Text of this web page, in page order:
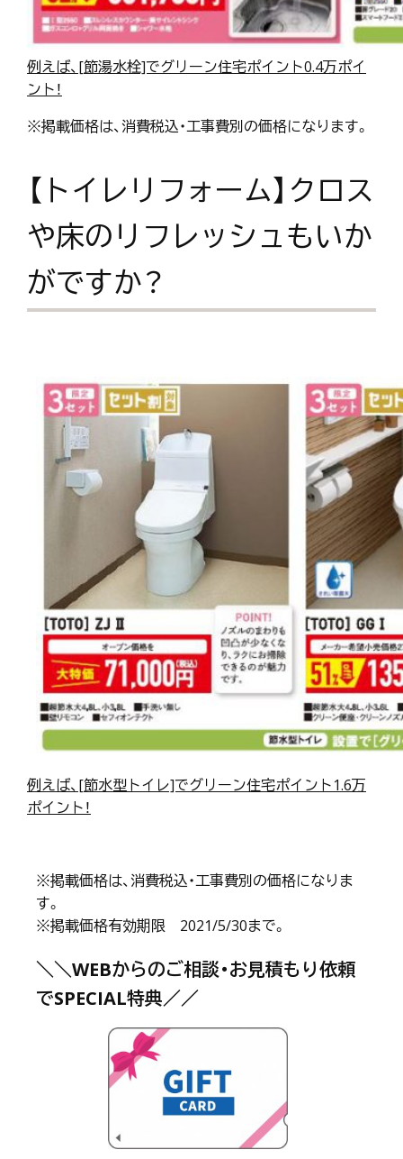
例えば、[節湯水栓]でグリーン住宅ポイント0.4万ポイ
ント！
※掲載価格は、消費税込・工事費別の価格になります。
【トイレリフォーム】クロス
や床のリフレッシュもいか
がですか？
例えば、[節水型トイレ]でグリーン住宅ポイント1.6万
ポイント！
※掲載価格は、消費税込・工事費別の価格になりま
す。
※掲載価格有効期限 2021/5/30まで。
＼＼WEBからのご相談・お見積もり依頼
でSPECIAL特典／／